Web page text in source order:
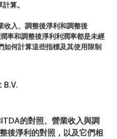
算。
入、調整後淨利和調整後
率和調整後淨利利潤率都是未經
如何計算這些指標及其使用限制
的對照、營業收入與調
後淨利的對照，以及它們相